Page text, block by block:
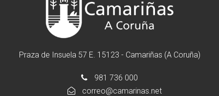
Praza de Insuela 57 E. 15123 - Camariñas (A Coruña)
981 736 000
correo@camarinas.net